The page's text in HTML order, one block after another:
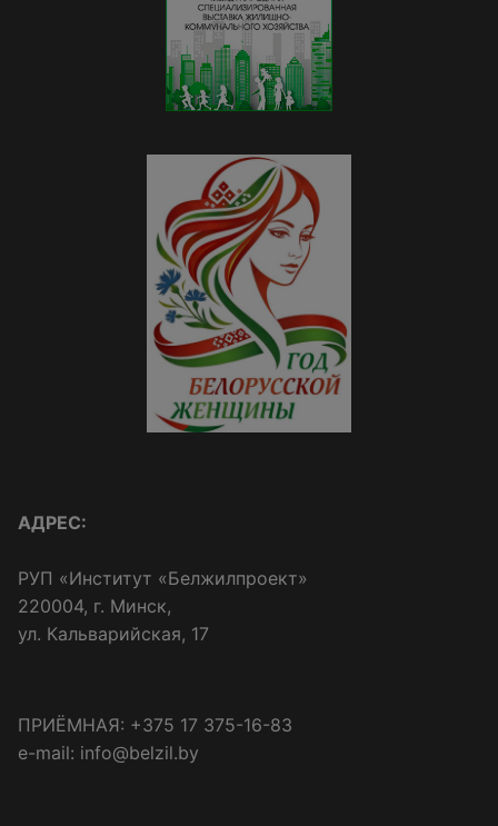
АДРЕС:
РУП «Институт «Белжилпроект»
220004, г. Минск,
ул. Кальварийская, 17
ПРИЁМНАЯ: +375 17 375-16-83
e-mail: info@belzil.by